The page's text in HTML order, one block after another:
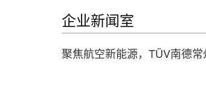
企业新闻室
聚焦航空新能源，TÜV南德